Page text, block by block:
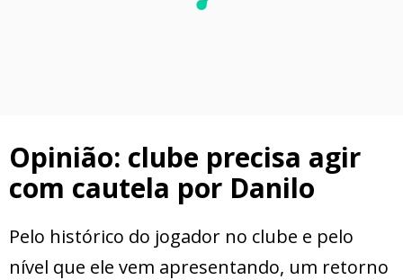
Opinião: clube precisa agir
com cautela por Danilo
Pelo histórico do jogador no clube e pelo
nível que ele vem apresentando, um retorno